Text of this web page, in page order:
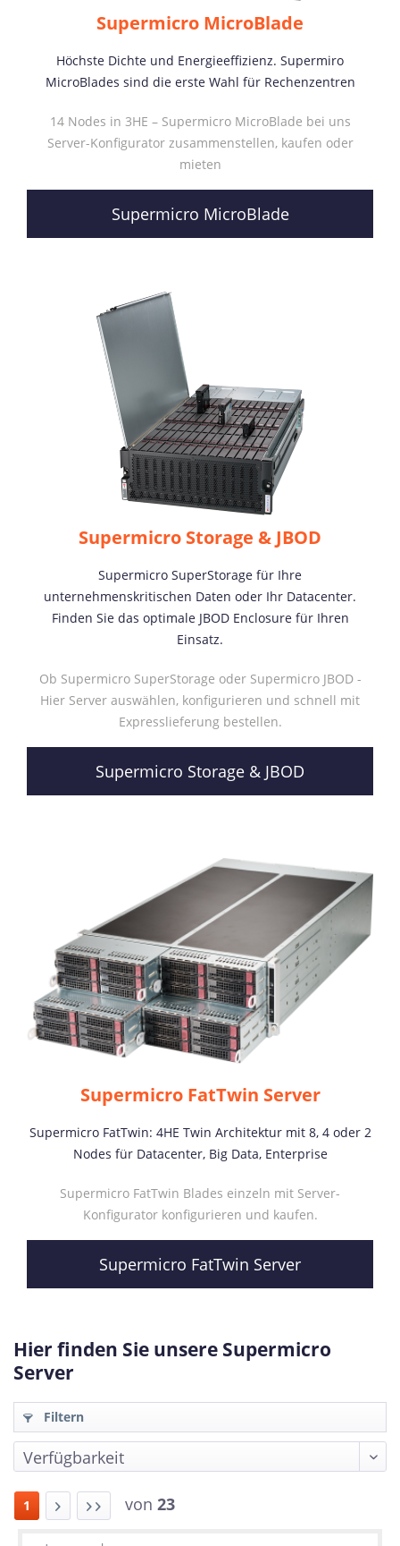
Supermicro MicroBlade
Höchste Dichte und Energieeffizienz. Supermiro
MicroBlades sind die erste Wahl für Rechenzentren
14 Nodes in 3HE – Supermicro MicroBlade bei uns
Server-Konfigurator zusammenstellen, kaufen oder
mieten
Supermicro MicroBlade
Supermicro Storage & JBOD
Supermicro SuperStorage für Ihre
unternehmenskritischen Daten oder Ihr Datacenter.
Finden Sie das optimale JBOD Enclosure für Ihren
Einsatz.
Ob Supermicro SuperStorage oder Supermicro JBOD -
Hier Server auswählen, konfigurieren und schnell mit
Expresslieferung bestellen.
Supermicro Storage & JBOD
Supermicro FatTwin Server
Supermicro FatTwin: 4HE Twin Architektur mit 8, 4 oder 2
Nodes für Datacenter, Big Data, Enterprise
Supermicro FatTwin Blades einzeln mit Server-
Konfigurator konfigurieren und kaufen.
Supermicro FatTwin Server
Hier finden Sie unsere Supermicro
Server
Filtern
1 von 23